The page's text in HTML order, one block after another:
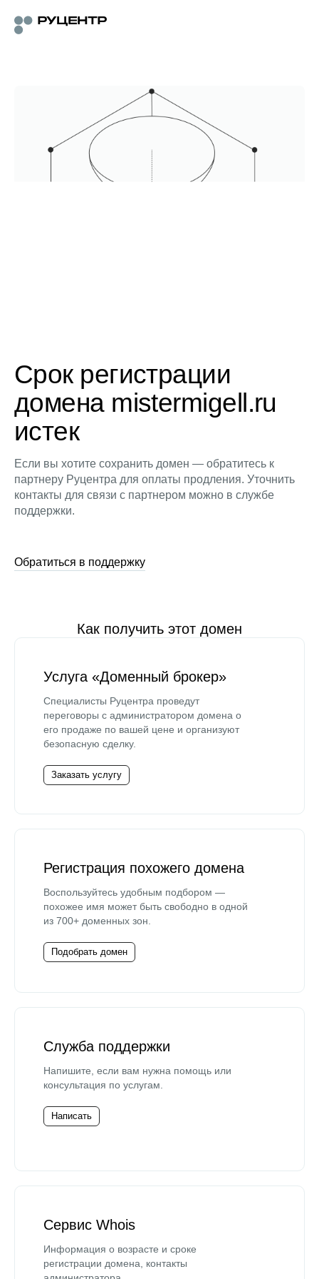
Срок регистрации
домена mistermigell.ru
истек
Если вы хотите сохранить домен — обратитесь к
партнеру Руцентра для оплаты продления. Уточнить
контакты для связи с партнером можно в службе
поддержки.
Обратиться в поддержку
Как получить этот домен
Услуга «Доменный брокер»
Специалисты Руцентра проведут
переговоры с администратором домена о
его продаже по вашей цене и организуют
безопасную сделку.
Заказать услугу
Регистрация похожего домена
Воспользуйтесь удобным подбором —
похожее имя может быть свободно в одной
из 700+ доменных зон.
Подобрать домен
Служба поддержки
Напишите, если вам нужна помощь или
консультация по услугам.
Написать
Сервис Whois
Информация о возрасте и сроке
регистрации домена, контакты